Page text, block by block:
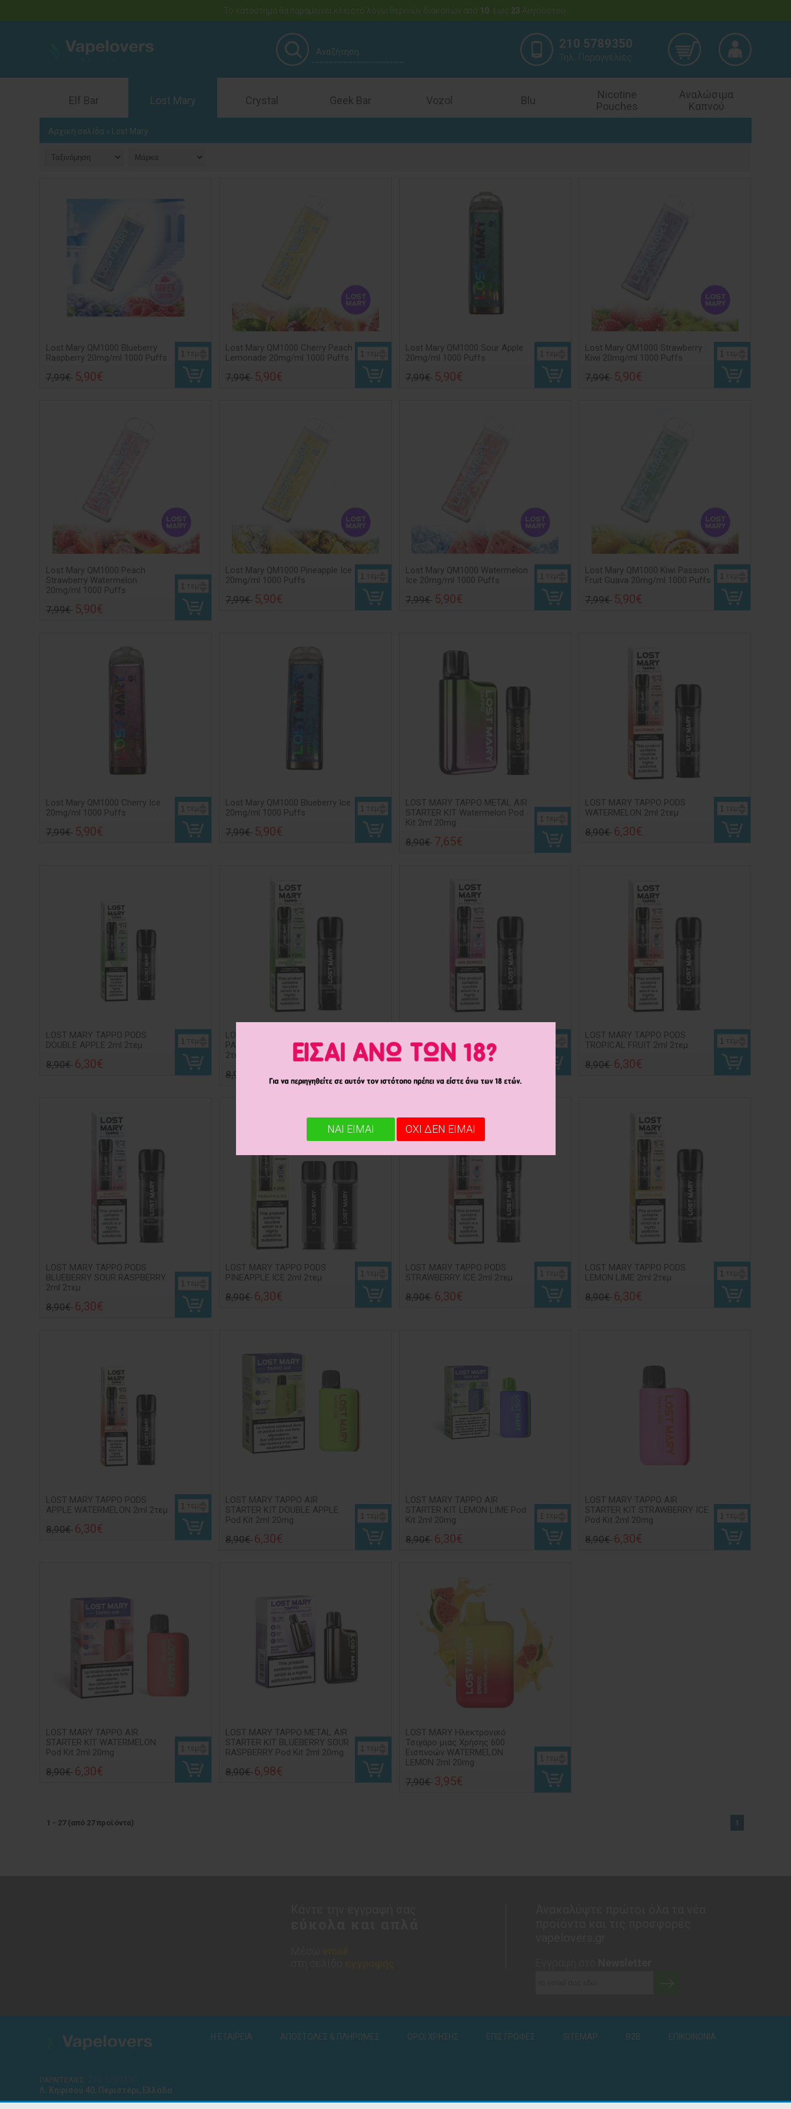
ΝΑΙ ΕΙΜΑΙ ΟΧΙ ΔΕΝ ΕΙΜΑΙ
Το κατάστημα θα παραμείνει κλειστό λόγω θερινών διακοπών από 10 έως 23 Αυγούστου.
210 5789350
Τηλ. Παραγγελίες
Elf Bar Lost Mary Crystal Geek Bar Vozol Blu
Nicotine
Pouches
Αναλώσιμα
Καπνού
Αρχική σελίδα » Lost Mary
Lost Mary QM1000 Blueberry
Raspberry 20mg/ml 1000 Puffs
7,99€ 5,90€
τεμ
Lost Mary QM1000 Cherry Peach
Lemonade 20mg/ml 1000 Puffs
7,99€ 5,90€
τεμ
Lost Mary QM1000 Sour Apple
20mg/ml 1000 Puffs
7,99€ 5,90€
τεμ
Lost Mary QM1000 Strawberry
Kiwi 20mg/ml 1000 Puffs
7,99€ 5,90€
τεμ
Lost Mary QM1000 Peach
Strawberry Watermelon
20mg/ml 1000 Puffs
7,99€ 5,90€
τεμ
Lost Mary QM1000 Pineapple Ice
20mg/ml 1000 Puffs
7,99€ 5,90€
τεμ
Lost Mary QM1000 Watermelon
Ice 20mg/ml 1000 Puffs
7,99€ 5,90€
τεμ
Lost Mary QM1000 Kiwi Passion
Fruit Guava 20mg/ml 1000 Puffs
7,99€ 5,90€
τεμ
Lost Mary QM1000 Cherry Ice
20mg/ml 1000 Puffs
7,99€ 5,90€
τεμ
Lost Mary QM1000 Blueberry Ice
20mg/ml 1000 Puffs
7,99€ 5,90€
τεμ
LOST MARY TAPPO METAL AIR
STARTER KIT Watermelon Pod
Kit 2ml 20mg
8,90€ 7,65€
τεμ
LOST MARY TAPPO PODS
WATERMELON 2ml 2τεμ
8,90€ 6,30€
τεμ
LOST MARY TAPPO PODS
DOUBLE APPLE 2ml 2τεμ
8,90€ 6,30€
τεμ
LOST MARY TAPPO PODS KIWI
PASSION FRUIT GUAVA 2ml
2τεμ
8,90€ 6,30€
τεμ
BERRIES 2ml 2τεμ
8,90€6,30€
τεμ
LOST MARY TAPPO PODS
TROPICAL FRUIT 2ml 2τεμ
8,90€ 6,30€
τεμ
LOST MARY TAPPO PODS
BLUEBERRY SOUR RASPBERRY
2ml 2τεμ
8,90€ 6,30€
τεμ
LOST MARY TAPPO PODS
PINEAPPLE ICE 2ml 2τεμ
8,90€ 6,30€
τεμ
LOST MARY TAPPO PODS
STRAWBERRY ICE 2ml 2τεμ
8,90€ 6,30€
τεμ
LOST MARY TAPPO PODS
LEMON LIME 2ml 2τεμ
8,90€ 6,30€
τεμ
LOST MARY TAPPO PODS
APPLE WATERMELON 2ml 2τεμ
8,90€ 6,30€
τεμ
LOST MARY TAPPO AIR
STARTER KIT DOUBLE APPLE
Pod Kit 2ml 20mg
8,90€ 6,30€
τεμ
LOST MARY TAPPO AIR
STARTER KIT LEMON LIME Pod
Kit 2ml 20mg
8,90€ 6,30€
τεμ
LOST MARY TAPPO AIR
STARTER KIT STRAWBERRY ICE
Pod Kit 2ml 20mg
8,90€ 6,30€
τεμ
LOST MARY TAPPO AIR
STARTER KIT WATERMELON
Pod Kit 2ml 20mg
8,90€ 6,30€
τεμ
LOST MARY TAPPO METAL AIR
STARTER KIT BLUEBERRY SOUR
RASPBERRY Pod Kit 2ml 20mg
8,90€ 6,98€
τεμ
LOST MARY Ηλεκτρονικό
Τσιγάρο μιας Χρήσης 600
Εισπνοών WATERMELON
LEMON 2ml 20mg
7,90€ 3,95€
τεμ
1 - 27(από 27προϊόντα) 1
ΠΑΡΑΓΓΕΛΙΕΣ:
Λ. Κηφισού 40, Περιστέρι, Ελλάδα
Η ΕΤΑΙΡΕΙΑ ΑΠΟΣΤΟΛΕΣ & ΠΛΗΡΩΜΕΣ ΟΡΟΙ ΧΡΗΣΗΣ ΕΠΙΣΤΡΟΦΕΣ SITEMAP B2B ΕΠΙΚΟΙΝΩΝΙΑ